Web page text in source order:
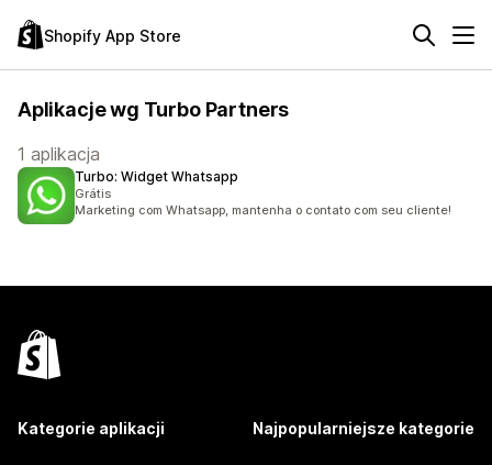
Shopify App Store
Aplikacje wg Turbo Partners
1 aplikacja
Turbo: Widget Whatsapp
Grátis
Marketing com Whatsapp, mantenha o contato com seu cliente!
Kategorie aplikacji Najpopularniejsze kategorie